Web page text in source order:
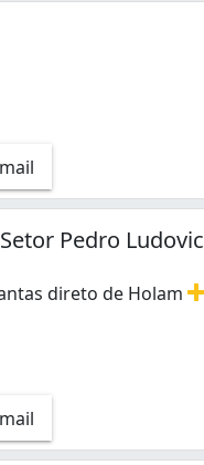
Pedro
direto de Holam